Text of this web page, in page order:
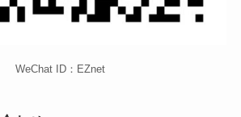
WeChat ID：EZnet